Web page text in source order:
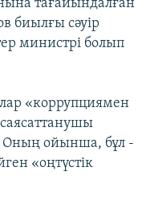
тағайындалған
биылғы сәуір
министрі болып
«коррупциямен
саясаттанушы
Оның ойынша, бұл -
«оңтүстік